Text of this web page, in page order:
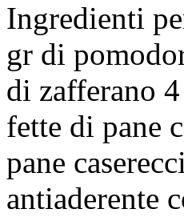
Ingredienti
gr di
di zafferano
fette di pane
pane
antiaderente